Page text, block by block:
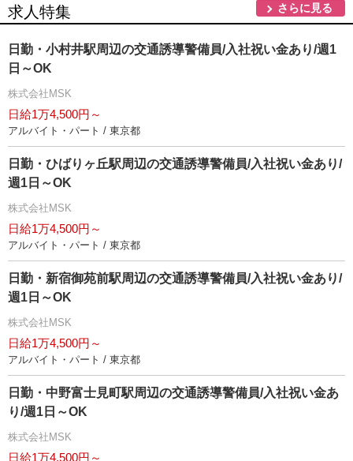
求人特集 さらに見る
日勤・小村井駅周辺の交通誘導警備員/入社祝い金あり/週1
日～OK
株式会社MSK
日給1万4,500円～
アルバイト・パート / 東京都
日勤・ひばりヶ丘駅周辺の交通誘導警備員/入社祝い金あり/
週1日～OK
株式会社MSK
日給1万4,500円～
アルバイト・パート / 東京都
日勤・新宿御苑前駅周辺の交通誘導警備員/入社祝い金あり/
週1日～OK
株式会社MSK
日給1万4,500円～
アルバイト・パート / 東京都
日勤・中野富士見町駅周辺の交通誘導警備員/入社祝い金あ
り/週1日～OK
株式会社MSK
日給1万4,500円～